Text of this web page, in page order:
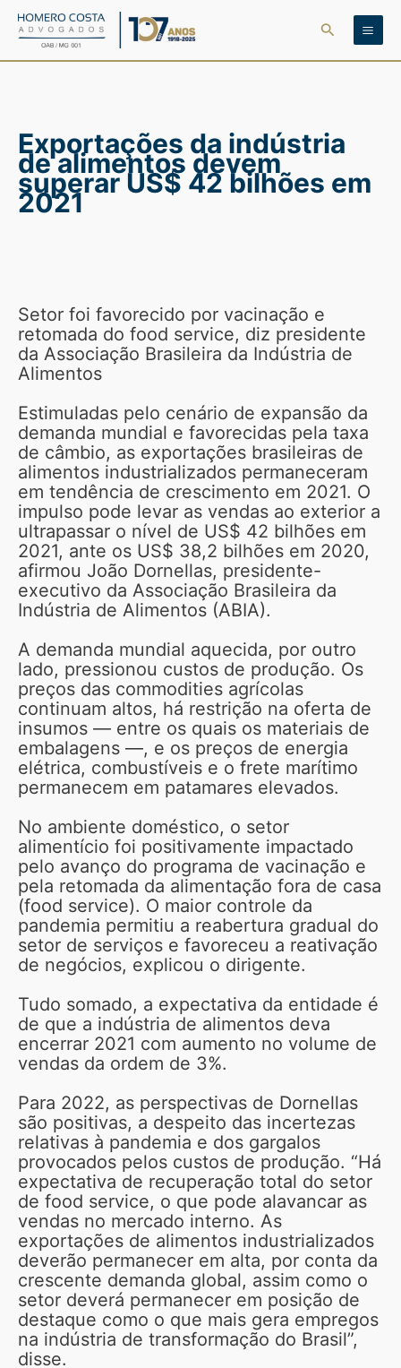
para
Pesquisar
Exportações da indústria
de alimentos devem
superar US$ 42 bilhões em
2021
Setor foi favorecido por vacinação e
retomada do food service, diz presidente
da Associação Brasileira da Indústria de
Alimentos
Estimuladas pelo cenário de expansão da
demanda mundial e favorecidas pela taxa
de câmbio, as exportações brasileiras de
alimentos industrializados permaneceram
em tendência de crescimento em 2021. O
impulso pode levar as vendas ao exterior a
ultrapassar o nível de US$ 42 bilhões em
2021, ante os US$ 38,2 bilhões em 2020,
afirmou João Dornellas, presidente-
executivo da Associação Brasileira da
Indústria de Alimentos (ABIA).
A demanda mundial aquecida, por outro
lado, pressionou custos de produção. Os
preços das commodities agrícolas
continuam altos, há restrição na oferta de
insumos — entre os quais os materiais de
embalagens —, e os preços de energia
elétrica, combustíveis e o frete marítimo
permanecem em patamares elevados.
No ambiente doméstico, o setor
alimentício foi positivamente impactado
pelo avanço do programa de vacinação e
pela retomada da alimentação fora de casa
(food service). O maior controle da
pandemia permitiu a reabertura gradual do
setor de serviços e favoreceu a reativação
de negócios, explicou o dirigente.
Tudo somado, a expectativa da entidade é
de que a indústria de alimentos deva
encerrar 2021 com aumento no volume de
vendas da ordem de 3%.
Para 2022, as perspectivas de Dornellas
são positivas, a despeito das incertezas
relativas à pandemia e dos gargalos
provocados pelos custos de produção. “Há
expectativa de recuperação total do setor
de food service, o que pode alavancar as
vendas no mercado interno. As
exportações de alimentos industrializados
deverão permanecer em alta, por conta da
crescente demanda global, assim como o
setor deverá permanecer em posição de
destaque como o que mais gera empregos
na indústria de transformação do Brasil”,
disse.